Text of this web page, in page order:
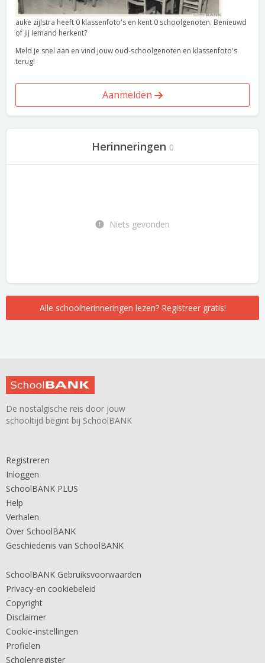
auke zijlstra heeft 0 klassenfoto's en kent 0 schoolgenoten. Benieuwd
of jij iemand herkent?
Meld je snel aan en vind jouw oud-schoolgenoten en klassenfoto's
terug!
Aanmelden
Herinneringen 0
Niets gevonden
Alle schoolherinneringen lezen? Registreer gratis!
De nostalgische reis door jouw
schooltijd begint bij SchoolBANK
Registreren
Inloggen
SchoolBANK PLUS
Help
Verhalen
Over SchoolBANK
Geschiedenis van SchoolBANK
SchoolBANK Gebruiksvoorwaarden
Privacy-en cookiebeleid
Copyright
Disclaimer
Cookie-instellingen
Profielen
Scholenregister